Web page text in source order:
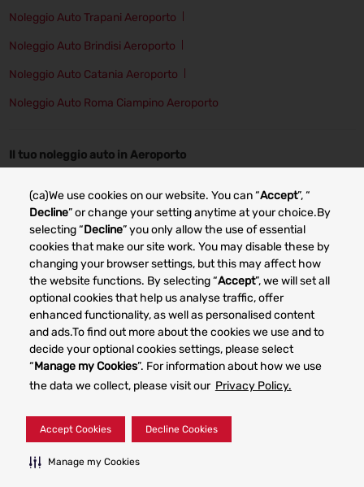
(ca)We use cookies on our website. You can “Accept”, “
Decline” or change your setting anytime at your choice.By
selecting “Decline” you only allow the use of essential
cookies that make our site work. You may disable these by
changing your browser settings, but this may affect how
the website functions. By selecting “Accept”, we will set all
optional cookies that help us analyse traffic, offer
enhanced functionality, as well as personalised content
and ads.To find out more about the cookies we use and to
decide your optional cookies settings, please select
“Manage my Cookies”. For information about how we use
the data we collect, please visit our Privacy Policy.
Accept Cookies Decline Cookies
Manage my Cookies
Noleggio Auto Trapani Aeroporto
Noleggio Auto Brindisi Aeroporto
Noleggio Auto Catania Aeroporto
Noleggio Auto Roma Ciampino Aeroporto
Il tuo noleggio auto in Aeroporto
Noleggio auto Bologna Noleggio auto Cagliari
Noleggio auto Catania Noleggio auto Trapani
Noleggio auto Genova Noleggio auto Milano
Other car rental markets
© 2023 Dollar Rent a Car System, Inc. Privacy Policy -
Your Privacy Rights Terms of Use